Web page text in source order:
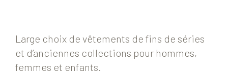
Large choix de vêtements de fins de séries
et d’anciennes collections pour hommes,
femmes et enfants.